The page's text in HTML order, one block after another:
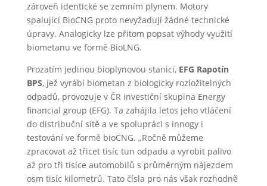
zároveň identické se zemním plynem. Motory
spalující BioCNG proto nevyžadují žádné technické
úpravy. Analogicky lze přitom popsat výhody využití
biometanu ve formě BioLNG.
Prozatím jedinou bioplynovou stanici, EFG Rapotín
BPS, jež vyrábí biometan z biologicky rozložitelných
odpadů, provozuje v ČR investiční skupina Energy
financial group (EFG). Ta zahájila letos jeho vtláčení
do distribuční sítě a ve spolupráci s innogy i
testování ve formě bioCNG. „Ročně můžeme
zpracovat až třicet tisíc tun odpadu a vyrobit palivo
až pro tři tisíce automobilů s průměrným nájezdem
osm tisíc kilometrů. Tato čísla pro nás však rozhodně